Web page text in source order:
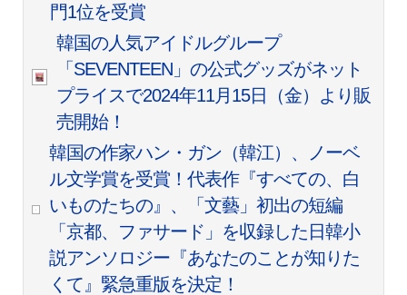
門1位を受賞
韓国の人気アイドルグループ
「SEVENTEEN」の公式グッズがネット
プライスで2024年11月15日（金）より販
売開始！
韓国の作家ハン・ガン（韓江）、ノーベ
ル文学賞を受賞！代表作『すべての、白
いものたちの』、「文藝」初出の短編
「京都、ファサード」を収録した日韓小
説アンソロジー『あなたのことが知りた
くて』緊急重版を決定！